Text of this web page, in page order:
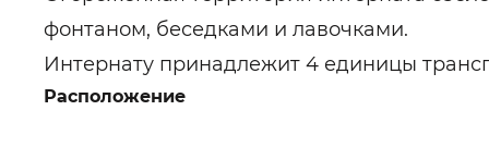
фонтаном, беседками и лавочками.
Интернату принадлежит 4 единицы
Расположение